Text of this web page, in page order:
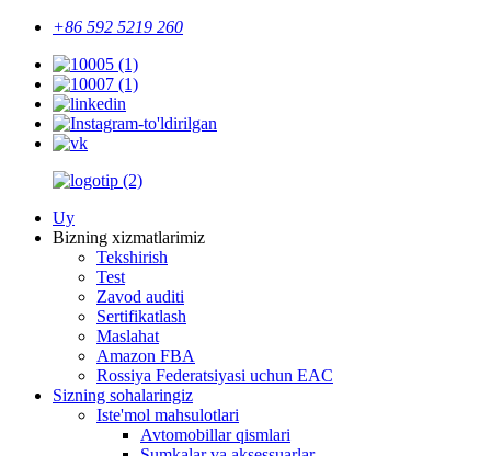
+86 592 5219 260
Uy
Bizning xizmatlarimiz
Tekshirish
Test
Zavod auditi
Sertifikatlash
Maslahat
Amazon FBA
Rossiya Federatsiyasi uchun EAC
Sizning sohalaringiz
Iste'mol mahsulotlari
Avtomobillar qismlari